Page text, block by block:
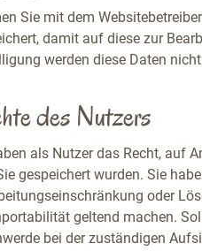
Sie mit dem
damit auf diese zur
werden diese Daten
des Nutzers
als Nutzer das Recht, auf
gespeichert wurden. Sie
oder
geltend machen.
bei der zuständigen